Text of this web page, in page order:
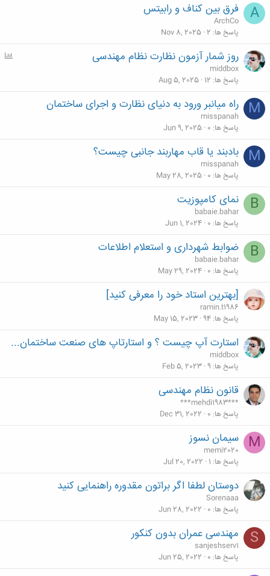
A فرق بین کناف و رابیتس
ArchCo
پاسخ ها 2
Nov 8, 2025
P
روز شمار آزمون نظارت نظام مهندسی
middbox
پاسخ ها 12
Aug 5, 2025
M راه میانبر ورود به دنیای نظارت و اجرای ساختمان
misspanah
پاسخ ها 0
Jun 9, 2025
M بادبند یا قاب مهاربند جانبی چیست؟
misspanah
پاسخ ها 0
May 28, 2025
B نمای کامپوزیت
babaie.bahar
پاسخ ها 0
Jun 1, 2024
B ضوابط شهرداری و استعلام اطلاعات
babaie.bahar
پاسخ ها 0
May 29, 2024
[بهترین استاد خود را معرفی کنید]
ramin.t1986
پاسخ ها 94
May 15, 2023
استارت آپ چیست ؟ و استارتاپ های صنعت ساختمان...
middbox
پاسخ ها 9
Feb 5, 2023
قانون نظام مهندسی
***mehdi1983***
پاسخ ها 0
Dec 31, 2022
M سیمان نسوز
memi2020
پاسخ ها 1
Jul 20, 2022
دوستان لطفا اگر براتون مقدوره راهنمایی کنید
Sorenaaa
پاسخ ها 0
Jun 28, 2022
S مهندسی عمران بدون کنکور
sanjeshserv1
پاسخ ها 0
Jun 25, 2022